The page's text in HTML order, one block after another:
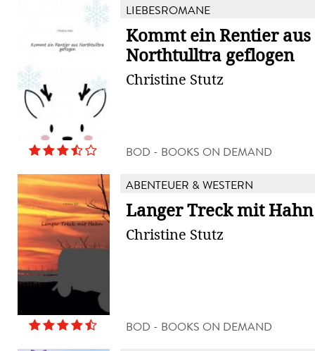
LIEBESROMANE
Kommt ein Rentier aus
Northtulltra geflogen
Christine Stutz
BOD - BOOKS ON DEMAND
ABENTEUER & WESTERN
Langer Treck mit Hahn
Christine Stutz
BOD - BOOKS ON DEMAND